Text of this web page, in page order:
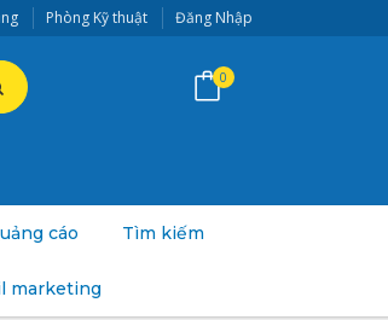
Phòng Kỹ thuật Đăng Nhập
0
cáo Tìm kiếm
marketing